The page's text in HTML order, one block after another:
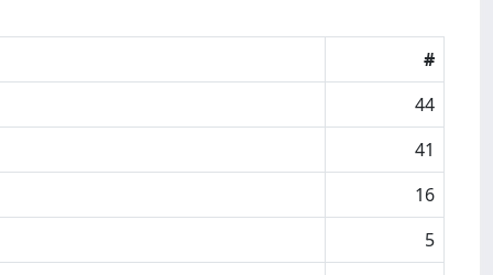
#
44
41
16
5